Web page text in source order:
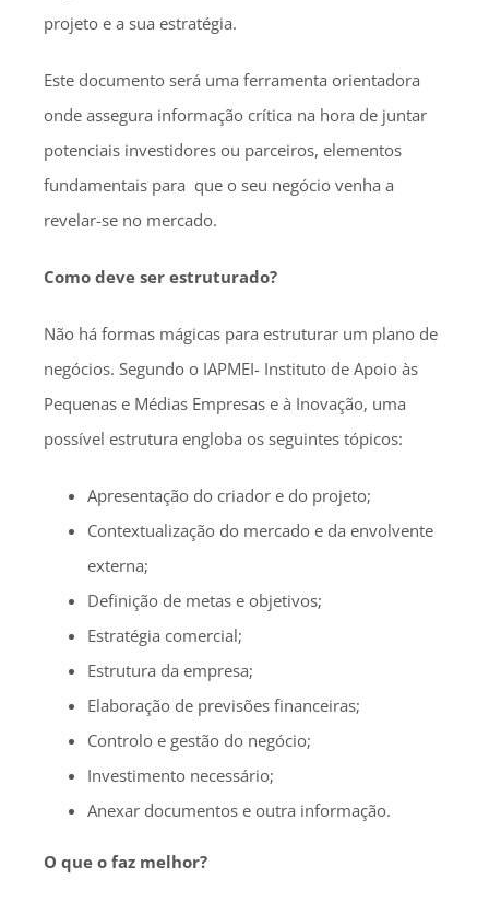
projeto e a sua estratégia.
Este documento será uma ferramenta orientadora
onde assegura informação crítica na hora de juntar
potenciais investidores ou parceiros, elementos
fundamentais para que o seu negócio venha a
revelar-se no mercado.
Como deve ser estruturado?
Não há formas mágicas para estruturar um plano de
negócios. Segundo o IAPMEI- Instituto de Apoio às
Pequenas e Médias Empresas e à Inovação, uma
possível estrutura engloba os seguintes tópicos:
Apresentação do criador e do projeto;
Contextualização do mercado e da envolvente
externa;
Definição de metas e objetivos;
Estratégia comercial;
Estrutura da empresa;
Elaboração de previsões financeiras;
Controlo e gestão do negócio;
Investimento necessário;
Anexar documentos e outra informação.
O que o faz melhor?